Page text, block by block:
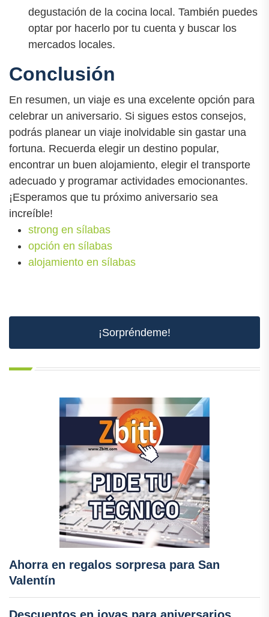
degustación de la cocina local. También puedes
optar por hacerlo por tu cuenta y buscar los
mercados locales.
Conclusión
En resumen, un viaje es una excelente opción para
celebrar un aniversario. Si sigues estos consejos,
podrás planear un viaje inolvidable sin gastar una
fortuna. Recuerda elegir un destino popular,
encontrar un buen alojamiento, elegir el transporte
adecuado y programar actividades emocionantes.
¡Esperamos que tu próximo aniversario sea
increíble!
strong en sílabas
opción en sílabas
alojamiento en sílabas
¡Sorpréndeme!
Ahorra en regalos sorpresa para San
Valentín